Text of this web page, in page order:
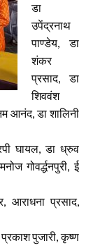
डा
उपेंद्रनाथ
पाण्डेय, डा
शंकर
प्रसाद, डा
शिववंश
आनंद, डा शालिनी
घायल, डा ध्रुव
गोवर्द्धनपुरी, ई
आराधना प्रसाद,
पुजारी, कृष्ण